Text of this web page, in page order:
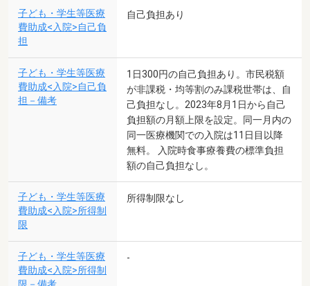
子ども・学生等医療
費助成<入院>自己負
担
自己負担あり
子ども・学生等医療
費助成<入院>自己負
担－備考
1日300円の自己負担あり。市民税額
が非課税・均等割のみ課税世帯は、自
己負担なし。2023年8月1日から自己
負担額の月額上限を設定。同一月内の
同一医療機関での入院は11日目以降
無料。 入院時食事療養費の標準負担
額の自己負担なし。
子ども・学生等医療
費助成<入院>所得制
限
所得制限なし
子ども・学生等医療
費助成<入院>所得制
-